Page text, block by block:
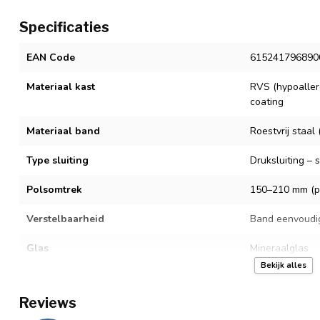
Specificaties
EAN Code
Materiaal kast
RVS
coating
Materiaal band Roestvrij staal
Type sluiting Druksluiting –
Polsomtrek 150–210 mm
Verstelbaarheid Band
Glas Mineraalglas
Quartz
Batterijtype
Bekijk alles
Reviews